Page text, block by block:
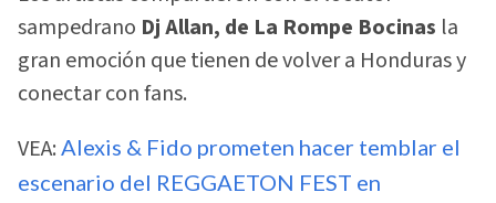
sampedrano Dj Allan, de La Rompe Bocinas la
gran emoción que tienen de volver a Honduras y
conectar con fans.
VEA: Alexis & Fido prometen hacer temblar el
escenario del REGGAETON FEST en